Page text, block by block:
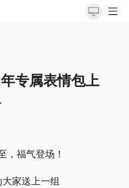
专属表情包上
，福气登场！
家送上一组